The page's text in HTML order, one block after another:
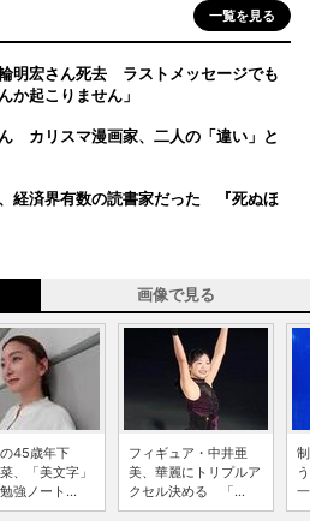
一覧を見る
明宏さん死去 ラストメッセージでも
起こりません」
カリスマ漫画家、二人の「違い」と
経済界有数の読書家だった 『死ぬほ
画像で見る
45歳年下
、「美文字」
強ノート...
フィギュア・中井亜
美、華麗にトリプルア
クセル決める 「...